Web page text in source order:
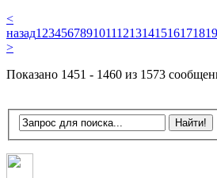
<
назад1 2345678910111213141516171819
>
Показано 1451 - 1460 из 1573